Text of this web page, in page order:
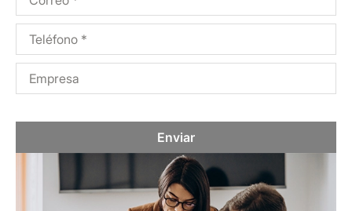
Enviar